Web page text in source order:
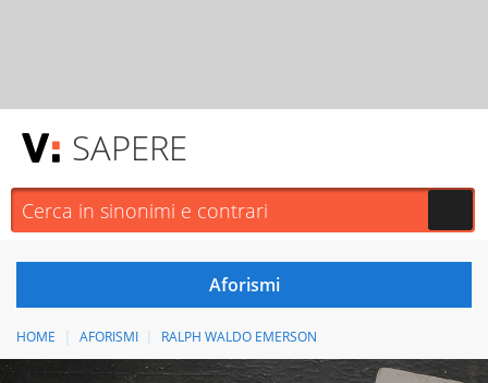
SAPERE
HOME AFORISMI RALPH WALDO EMERSON